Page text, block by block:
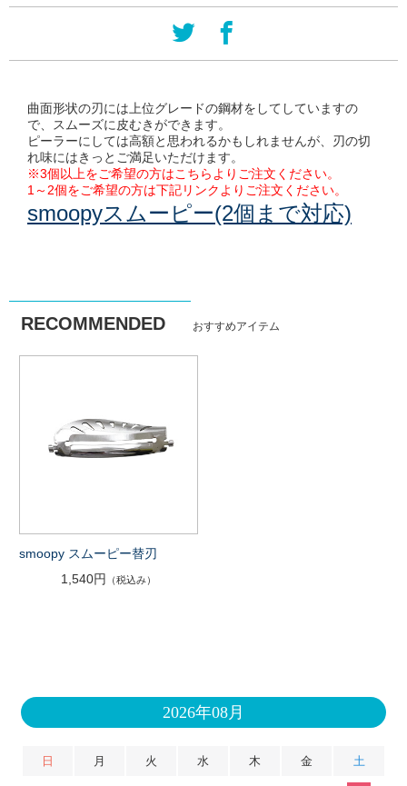
曲面形状の刃には上位グレードの鋼材をしてしていますの
で、スムーズに皮むきができます。
ピーラーにしては高額と思われるかもしれませんが、刃の切
れ味にはきっとご満足いただけます。
※3個以上をご希望の方はこちらよりご注文ください。
1～2個をご希望の方は下記リンクよりご注文ください。
smoopyスムーピー(2個まで対応)
RECOMMENDED おすすめアイテム
smoopy スムーピー替刃
1,540円
（税込み）
2026年08月
日 月 火 水 木 金 土